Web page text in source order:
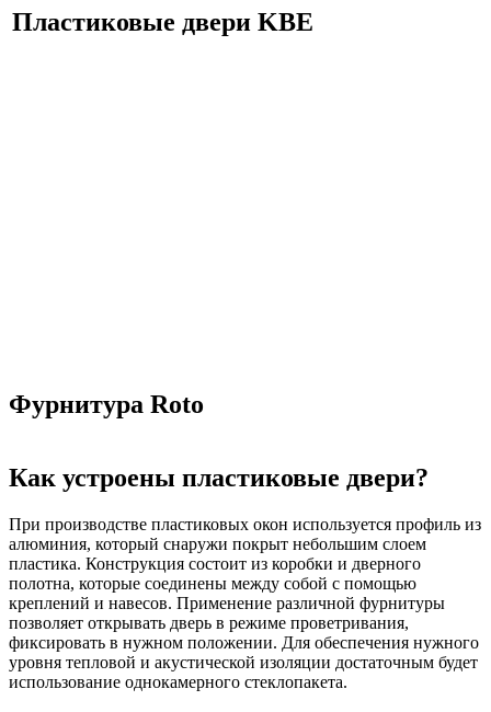
Пластиковые двери KBE
Фурнитура Roto
Как устроены пластиковые двери?
При производстве пластиковых окон используется профиль из
алюминия, который снаружи покрыт небольшим слоем
пластика. Конструкция состоит из коробки и дверного
полотна, которые соединены между собой с помощью
креплений и навесов. Применение различной фурнитуры
позволяет открывать дверь в режиме проветривания,
фиксировать в нужном положении. Для обеспечения нужного
уровня тепловой и акустической изоляции достаточным будет
использование однокамерного стеклопакета.